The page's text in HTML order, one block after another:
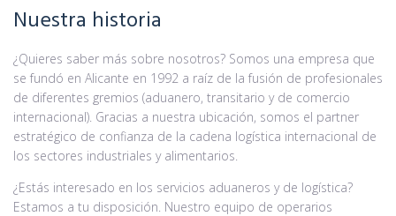
Nuestra historia
¿Quieres saber más sobre nosotros? Somos una empresa que
se fundó en Alicante en 1992 a raíz de la fusión de profesionales
de diferentes gremios (aduanero, transitario y de comercio
internacional). Gracias a nuestra ubicación, somos el partner
estratégico de confianza de la cadena logística internacional de
los sectores industriales y alimentarios.
¿Estás interesado en los servicios aduaneros y de logística?
Estamos a tu disposición. Nuestro equipo de operarios